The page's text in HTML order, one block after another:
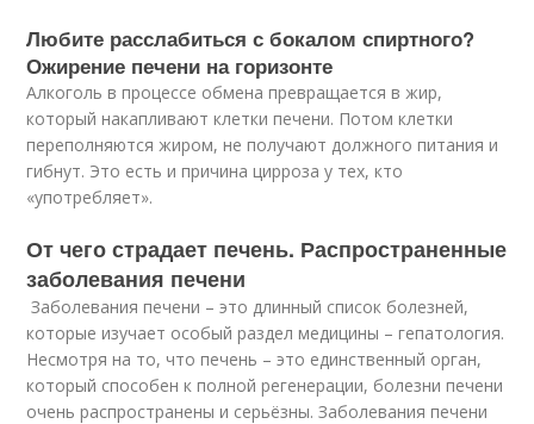
Любите расслабиться с бокалом спиртного?
Ожирение печени на горизонте
Алкоголь в процессе обмена превращается в жир,
который накапливают клетки печени. Потом клетки
переполняются жиром, не получают должного питания и
гибнут. Это есть и причина цирроза у тех, кто
«употребляет».
От чего страдает печень. Распространенные
заболевания печени
​ Заболевания печени – это длинный список болезней,
которые изучает особый раздел медицины – гепатология.
Несмотря на то, что печень – это единственный орган,
который способен к полной регенерации, болезни печени
очень распространены и серьёзны. Заболевания печени